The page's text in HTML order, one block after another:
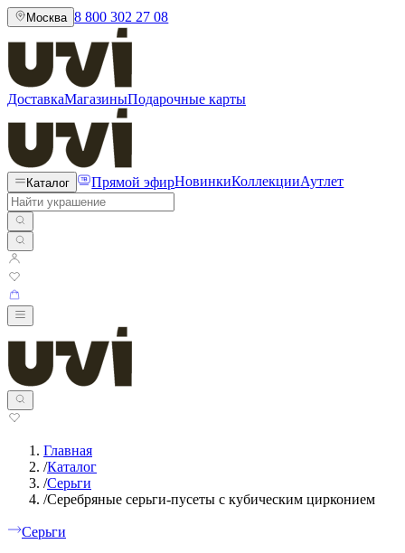
Москва 8 800 302 27 08
ДоставкаМагазиныПодарочные карты
Каталог Прямой эфирНовинкиКоллекцииАутлет
Главная
/Каталог
/Серьги
/Серебряные серьги-пусеты с кубическим цирконием
Серьги